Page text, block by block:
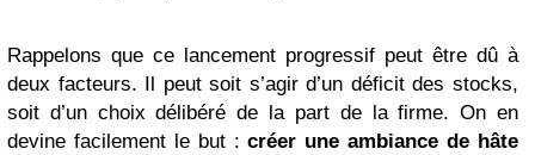
Rappelons que ce lancement progressif peut être dû à
deux facteurs. Il peut soit s’agir d’un déficit des stocks,
soit d’un choix délibéré de la part de la firme. On en
devine facilement le but :créer une ambiance de hâte